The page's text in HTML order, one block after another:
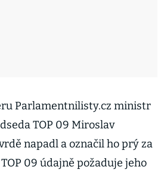
Parlamentnilisty.cz ministr
TOP 09 Miroslav
napadl a označil ho prý za
TOP 09 údajně požaduje jeho